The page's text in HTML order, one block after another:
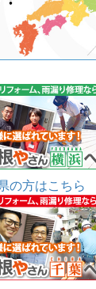
の方はこちら